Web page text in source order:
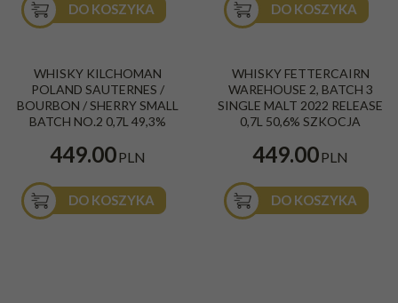
DO KOSZYKA DO KOSZYKA
WHISKY KILCHOMAN
POLAND SAUTERNES /
BOURBON / SHERRY SMALL
BATCH NO.2 0,7L 49,3%
449.00PLN
DO KOSZYKA
WHISKY FETTERCAIRN
WAREHOUSE 2, BATCH 3
SINGLE MALT 2022 RELEASE
0,7L 50,6% SZKOCJA
449.00PLN
DO KOSZYKA